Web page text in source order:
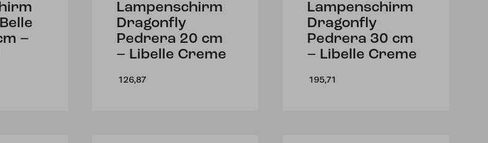
–
Lampenschirm
Dragonfly
Pedrera 20 cm
– Libelle Creme
126,87
Lampenschirm
Dragonfly
Pedrera 30 cm
– Libelle Creme
195,71